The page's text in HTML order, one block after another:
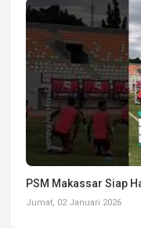
PSM Makassar Siap
Jumat, 02 Januari 2026